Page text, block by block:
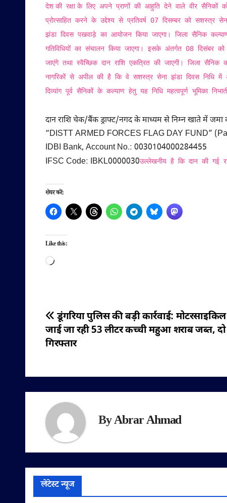
देश की रक्षा के लिए अपने प्राणों की आहुति देने वाले वीर सैनिकों
प्रोत्साहित करने के उद्देश्य से प्रतिवर्ष 07 दिसम्बर को
झंडा दिवस पखवाड़े का आयोजन किया जाएगा। जिला सैनिक
गतिविधियों का संचालन किया जाएगा। इसके अंतर्गत 08 दिसंबर
जाएंगे तथा स्वैच्छिक दान राशि एकत्रित की जाएगी। जिला
नागरिकों से अपील की है कि वे सशस्त्र सेना झंडा दिवस निधि में
दिव्यांग पूर्व सैनिकों के कल्याण हेतु यह निधि महत्वपूर्ण भूमिका
दान राशि चेक/बैंक ड्राफ्ट/नगद के माध्यम से निम्न खाते में
“DISTT ARMED FORCES FLAG DAY FUND”
IDBI Bank, Account No.: 0030104000284455
IFSC Code: IBKL0000030उल्लेखनीय है कि दान की गई
शेयर करें:
Like this:
Loading…
पोस्ट
नेविगेशन
डूंगरिया पुलिस की बड़ी कार्रवाई:
जाई जा रही 53 लीटर कच्ची महुआ शराब जब्त,
गिरफ्तार
ByAbrar Ahmad
लेटेस्ट न्यूज